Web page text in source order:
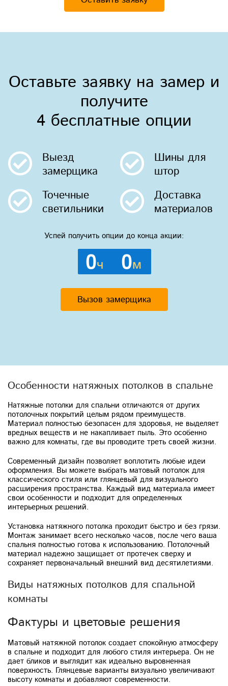
Оставьте заявку на замер и
получите
4 бесплатные опции
Выезд
замерщика
Шины для
штор
Точечные
светильники
Доставка
материалов
Успей получить опции до конца акции:
0ч 0м
Вызов замерщика
Особенности натяжных потолков в спальне
Натяжные потолки для спальни отличаются от других
потолочных покрытий целым рядом преимуществ.
Материал полностью безопасен для здоровья, не выделяет
вредных веществ и не накапливает пыль. Это особенно
важно для комнаты, где вы проводите треть своей жизни.
Современный дизайн позволяет воплотить любые идеи
оформления. Вы можете выбрать матовый потолок для
классического стиля или глянцевый для визуального
расширения пространства. Каждый вид материала имеет
свои особенности и подходит для определенных
интерьерных решений.
Установка натяжного потолка проходит быстро и без грязи.
Монтаж занимает всего несколько часов, после чего ваша
спальня полностью готова к использованию. Потолочный
материал надежно защищает от протечек сверху и
сохраняет первоначальный внешний вид десятилетиями.
Виды натяжных потолков для спальной
комнаты
Фактуры и цветовые решения
Матовый натяжной потолок создает спокойную атмосферу
в спальне и подходит для любого стиля интерьера. Он не
дает бликов и выглядит как идеально выровненная
поверхность. Глянцевые варианты визуально увеличивают
высоту комнаты и добавляют современности.